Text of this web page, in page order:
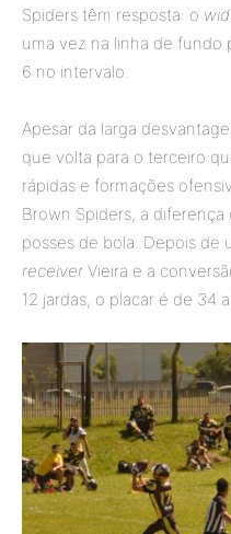
Spiders têm resposta: o
uma vez na linha de fundo
6 no intervalo.
Apesar da larga
que volta para o terceiro
rápidas e formações
Brown Spiders, a
posses de bola. Depois de
receiver Vieira e a
12 jardas, o placar é de 34